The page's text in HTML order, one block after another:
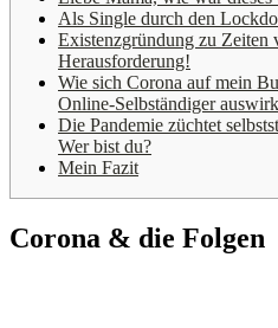
Als Single durch den
Existenzgründung zu Zeiten
Herausforderung!
Wie sich Corona auf mein
Online-Selbständiger
Die Pandemie züchtet
Wer bist du?
Mein Fazit
Corona & die Folgen